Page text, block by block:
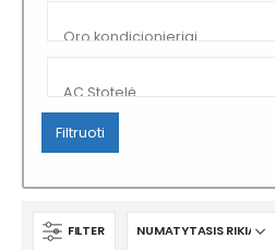
Filtruoti
FILTER